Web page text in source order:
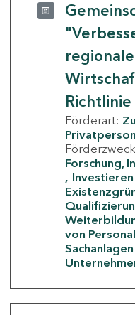
Richtlinie
Förderart:
Forschung,
Investieren
von